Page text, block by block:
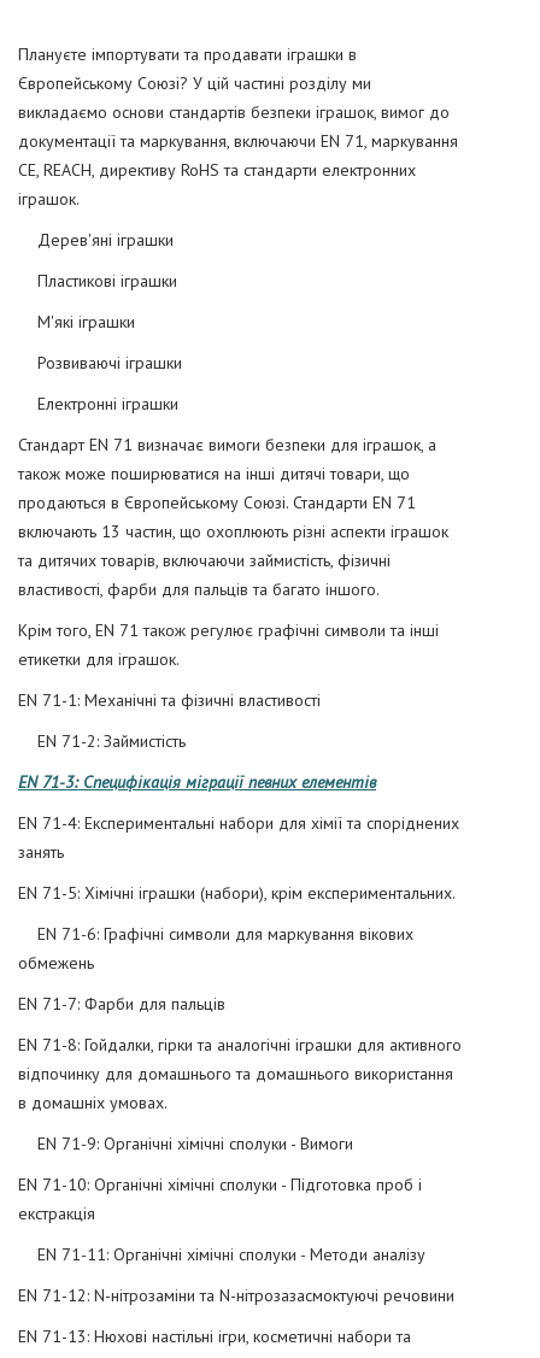
Плануєте імпортувати та продавати іграшки в
Європейському Союзі? У цій частині розділу ми
викладаємо основи стандартів безпеки іграшок, вимог до
документації та маркування, включаючи EN 71, маркування
CE, REACH, директиву RoHS та стандарти електронних
іграшок.
Дерев'яні іграшки
Пластикові іграшки
М'які іграшки
Розвиваючі іграшки
Електронні іграшки
Стандарт EN 71 визначає вимоги безпеки для іграшок, а
також може поширюватися на інші дитячі товари, що
продаються в Європейському Союзі. Стандарти EN 71
включають 13 частин, що охоплюють різні аспекти іграшок
та дитячих товарів, включаючи займистість, фізичні
властивості, фарби для пальців та багато іншого.
Крім того, EN 71 також регулює графічні символи та інші
етикетки для іграшок.
EN 71-1: Механічні та фізичні властивості
EN 71-2: Займистість
EN 71-3: Специфікація міграції певних елементів
EN 71-4: Експериментальні набори для хімії та споріднених
занять
EN 71-5: Хімічні іграшки (набори), крім експериментальних.
EN 71-6: Графічні символи для маркування вікових
обмежень
EN 71-7: Фарби для пальців
EN 71-8: Гойдалки, гірки та аналогічні іграшки для активного
відпочинку для домашнього та домашнього використання
в домашніх умовах.
EN 71-9: Органічні хімічні сполуки - Вимоги
EN 71-10: Органічні хімічні сполуки - Підготовка проб і
екстракція
EN 71-11: Органічні хімічні сполуки - Методи аналізу
EN 71-12: N-нітрозаміни та N-нітрозазасмоктуючі речовини
EN 71-13: Нюхові настільні ігри, косметичні набори та